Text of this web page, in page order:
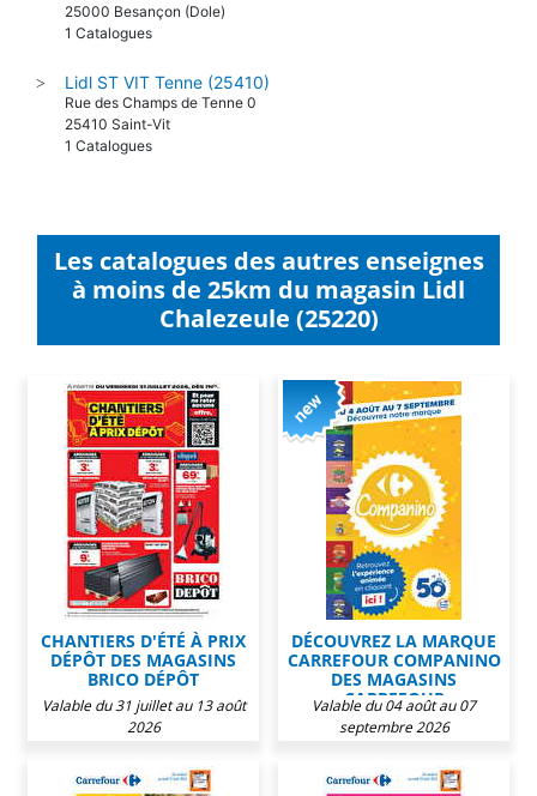
25000 Besançon (Dole)
1 Catalogues
> Lidl ST VIT Tenne (25410)
Rue des Champs de Tenne 0
25410 Saint-Vit
1 Catalogues
Les catalogues des autres enseignes
à moins de 25km du magasin Lidl
Chalezeule (25220)
CHANTIERS D'ÉTÉ À PRIX
DÉPÔT DES MAGASINS
BRICO DÉPÔT
Valable du 31 juillet au 13 août
2026
DÉCOUVREZ LA MARQUE
CARREFOUR COMPANINO
DES MAGASINS
CARREFOUR
Valable du 04 août au 07
septembre 2026